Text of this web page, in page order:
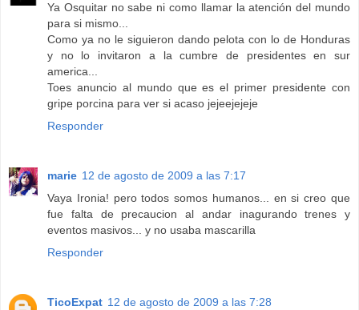
Ya Osquitar no sabe ni como llamar la atención del mundo
para si mismo...
Como ya no le siguieron dando pelota con lo de Honduras
y no lo invitaron a la cumbre de presidentes en sur
america...
Toes anuncio al mundo que es el primer presidente con
gripe porcina para ver si acaso jejeejejeje
Responder
marie 12 de agosto de 2009 a las 7:17
Vaya Ironia! pero todos somos humanos... en si creo que
fue falta de precaucion al andar inagurando trenes y
eventos masivos... y no usaba mascarilla
Responder
TicoExpat 12 de agosto de 2009 a las 7:28